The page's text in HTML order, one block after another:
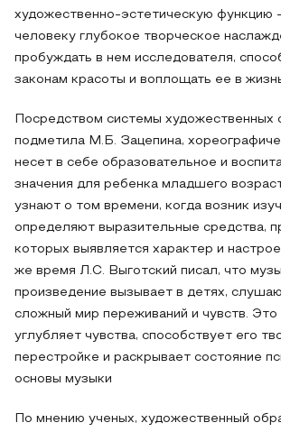
художественно-эстетическую функцию
человеку глубокое творческое
пробуждать в нем исследователя,
законам красоты и воплощать ее в
Посредством системы художественных
подметила М.Б. Зацепина,
несет в себе образовательное и
значения для ребенка младшего
узнают о том времени, когда возник
определяют выразительные средства,
которых выявляется характер и
же время Л.С. Выготский писал, что
произведение вызывает в детях,
сложный мир переживаний и чувств.
углубляет чувства, способствует его
перестройке и раскрывает состояние
основы музыки
По мнению ученых, художественный